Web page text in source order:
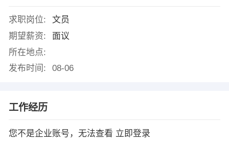
求职岗位:
文员
期望薪资:
面议
所在地点:
发布时间:
08-06
工作经历
您不是企业账号，无法查看 立即登录